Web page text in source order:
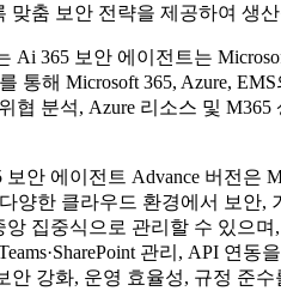
맞춤 보안 전략을 제공하여 생
Ai 365 보안 에이전트는
통해 Microsoft 365, Azure,
협 분석, Azure 리소스 및
안 에이전트 Advance 버전은
양한 클라우드 환경에서 보
집중식으로 관리할 수 있으
관리, API 연
안 강화, 운영 효율성, 규정 준